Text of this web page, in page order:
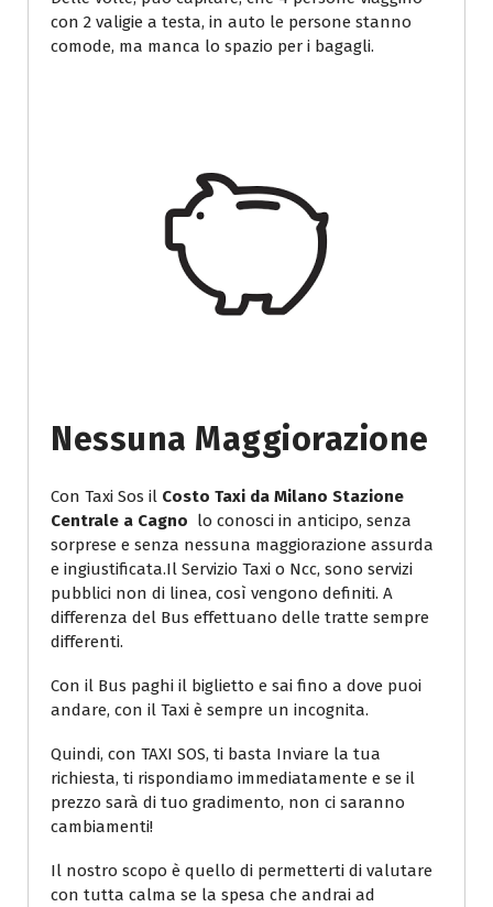
con 2 valigie a testa, in auto le persone stanno
comode, ma manca lo spazio per i bagagli.
Nessuna Maggiorazione
Con Taxi Sos il Costo Taxi da Milano Stazione
Centrale a Cagno lo conosci in anticipo, senza
sorprese e senza nessuna maggiorazione assurda
e ingiustificata.Il Servizio Taxi o Ncc, sono servizi
pubblici non di linea, così vengono definiti. A
differenza del Bus effettuano delle tratte sempre
differenti.
Con il Bus paghi il biglietto e sai fino a dove puoi
andare, con il Taxi è sempre un incognita.
Quindi, con TAXI SOS, ti basta Inviare la tua
richiesta, ti rispondiamo immediatamente e se il
prezzo sarà di tuo gradimento, non ci saranno
cambiamenti!
Il nostro scopo è quello di permetterti di valutare
con tutta calma se la spesa che andrai ad